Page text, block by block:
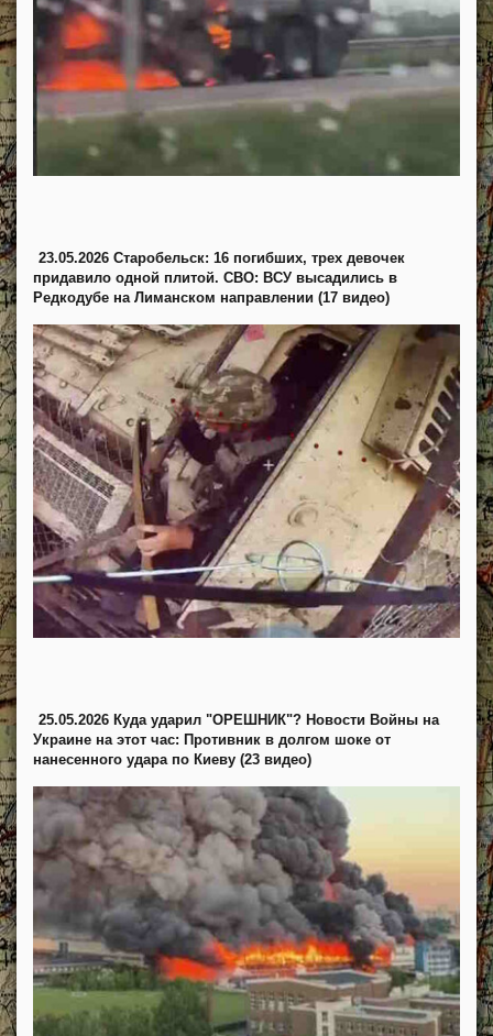
23.05.2026 Старобельск: 16 погибших, трех девочек
придавило одной плитой. СВО: ВСУ высадились в
Редкодубе на Лиманском направлении (17 видео)
25.05.2026 Куда ударил "ОРЕШНИК"? Новости Войны на
Украине на этот час: Противник в долгом шоке от
нанесенного удара по Киеву (23 видео)